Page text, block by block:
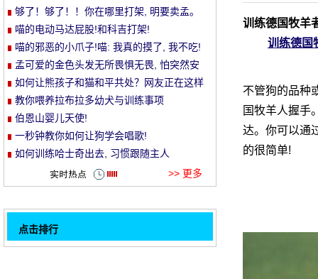
et
训练德国牧羊
训练德国
不管狗的品种
国牧羊人握手
达。你可以通
的很简单!
来每天都是超级快乐!爱笑的小短腿, 太治愈!
够了！够了！！你在哪里打架, 明要卖孟。
喵的电动马达屁股!和科吉打架!
喵的邪恶的小爪子!喵: 我真的摸了, 我不吃!
孟可爱的金色头发无所畏惧无畏, 怕突然安
静的空气
如何让熊孩子和猫和平共处？网友正在这样
做..。婴孩必须被充电送..。
教你喂养拉布拉多幼犬与训练事项
伯恩山婴儿天使!
一秒钟教你如何让狗学会唱歌!
如何训练哈士奇出去, 习惯跟随主人
>> 更多
点击排行